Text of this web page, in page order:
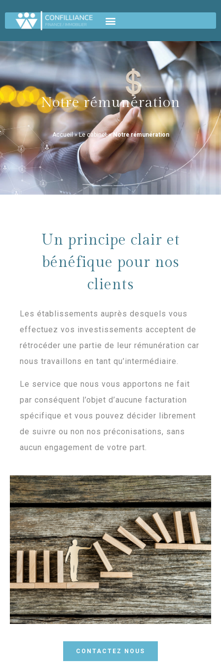
Notre rémunération
Accueil»Le cabinet»Notre rémunération
Un principe clair et
bénéfique pour nos
clients
Les établissements auprès desquels vous
effectuez vos investissements acceptent de
rétrocéder une partie de leur rémunération car
nous travaillons en tant qu’intermédiaire.
Le service que nous vous apportons ne fait
par conséquent l’objet d’aucune facturation
spécifique et vous pouvez décider librement
de suivre ou non nos préconisations, sans
aucun engagement de votre part.
CONTACTEZ NOUS